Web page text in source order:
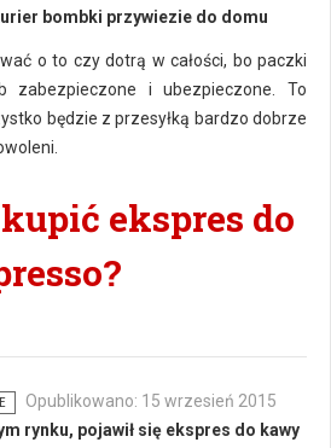
bombki przywiezie do domu
o to czy dotrą w całości, bo paczki
zabezpieczone i ubezpieczone. To
będzie z przesyłką bardzo dobrze
ekspres do
Opublikowano: 15 wrzesień 2015
rynku, pojawił się ekspres do kawy